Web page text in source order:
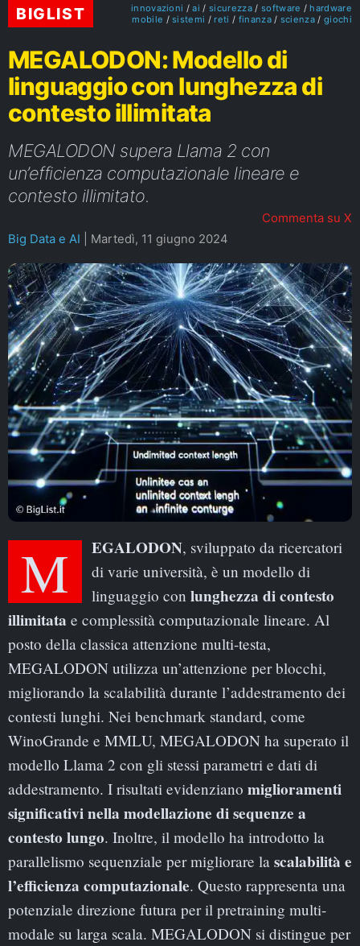
BIGLIST innovazioni ai sicurezza software
hardware
mobile
sistemi reti finanza scienza giochi
MEGALODON: Modello di
linguaggio con lunghezza di
contesto illimitata
MEGALODON supera Llama 2 con
un’efficienza computazionale lineare e
contesto illimitato.
Commenta su X
Big Data e AI
Martedì, 11 giugno 2024
MEGALODON, sviluppato da ricercatori
di varie università, è un modello di
linguaggio con lunghezza di contesto
illimitata e complessità computazionale lineare. Al
posto della classica attenzione multi-testa,
MEGALODON utilizza un’attenzione per blocchi,
migliorando la scalabilità durante l’addestramento dei
contesti lunghi. Nei benchmark standard, come
WinoGrande e MMLU, MEGALODON ha superato il
modello Llama 2 con gli stessi parametri e dati di
addestramento. I risultati evidenziano miglioramenti
significativi nella modellazione di sequenze a
contesto lungo. Inoltre, il modello ha introdotto la
parallelismo sequenziale per migliorare la scalabilità e
l’efficienza computazionale. Questo rappresenta una
potenziale direzione futura per il pretraining multi-
modale su larga scala. MEGALODON si distingue per